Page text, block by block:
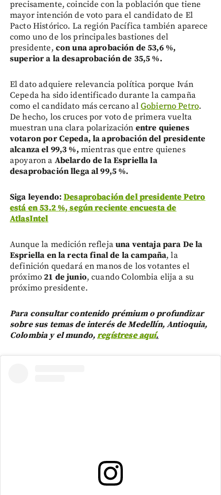
precisamente, coincide con la población que tiene
mayor intención de voto para el candidato de El
Pacto Histórico. La región Pacífica también aparece
como uno de los principales bastiones del
presidente, con una aprobación de 53,6 %,
superior a la desaprobación de 35,5 %.
El dato adquiere relevancia política porque Iván
Cepeda ha sido identificado durante la campaña
como el candidato más cercano alGobierno Petro.
De hecho, los cruces por voto de primera vuelta
muestran una clara polarización entre quienes
votaron por Cepeda, la aprobación del presidente
alcanza el 99,3 %, mientras que entre quienes
apoyaron a Abelardo de la Espriella la
desaprobación llega al 99,5 %.
Siga leyendo:Desaprobación del presidente Petro
está en 53.2 %, según reciente encuesta de
AtlasIntel
Aunque la medición reflejauna ventaja para De la
Espriella en la recta final de la campaña, la
definición quedará en manos de los votantes el
próximo21 de junio, cuando Colombia elija a su
próximo presidente.
Para consultar contenido prémium o profundizar
sobre sus temas de interés de Medellín, Antioquia,
Colombia y el mundo,regístrese aquí.